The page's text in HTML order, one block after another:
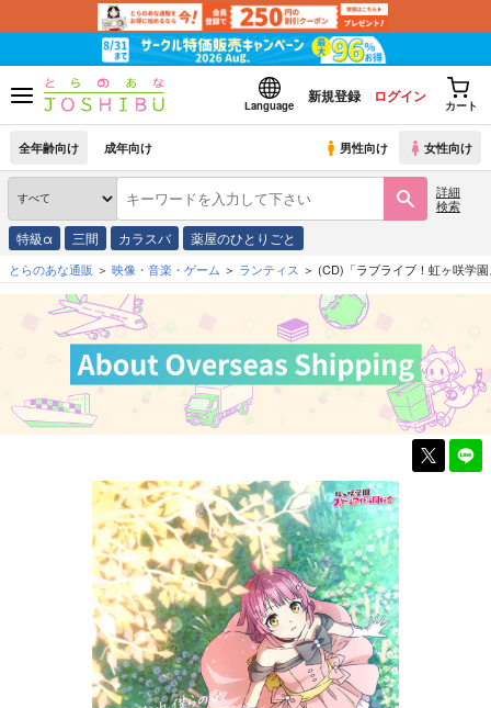
Language
新規登録 ログイン
カート
全年齢向け 成年向け 男性向け 女性向け
詳細
検索
特級α 三間 カラスバ 薬屋のひとりごと
とらのあな通販 映像・音楽・ゲーム ランティス (CD)「ラブライブ！虹ヶ咲学